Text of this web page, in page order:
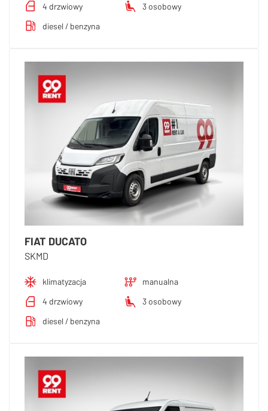
4 drzwiowy
3 osobowy
diesel / benzyna
FIAT DUCATO
SKMD
klimatyzacja
manualna
4 drzwiowy
3 osobowy
diesel / benzyna